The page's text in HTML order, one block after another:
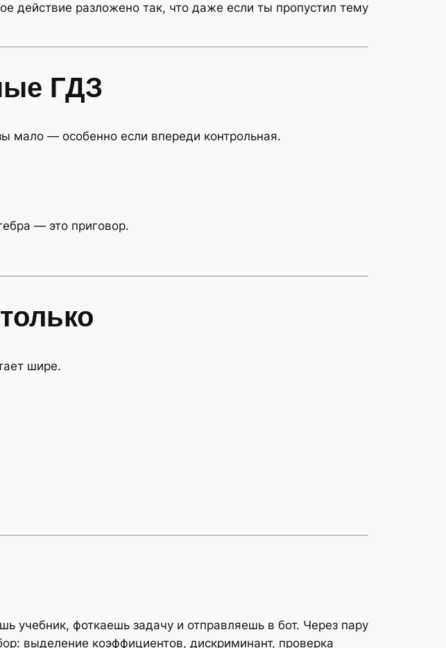
действие разложено так, что даже если ты пропустил тему
ГДЗ
мало — особенно если впереди контрольная.
— это приговор.
шире.
учебник, фоткаешь задачу и отправляешь в бот. Через пару
выделение коэффициентов, дискриминант, проверка